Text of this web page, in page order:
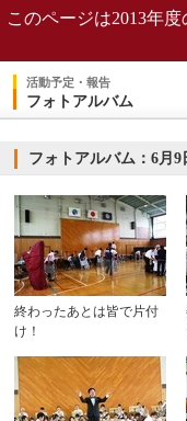
活動予定・報告
フォトアルバム
フォトアルバム：6月
終わったあとは皆で片付
け！
このページは2013年